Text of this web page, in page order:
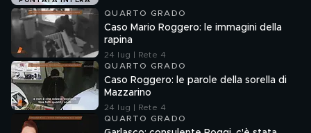
QUARTO GRADO
Caso Mario Roggero: le immagini della
rapina
24 lug | Rete 4
QUARTO GRADO
Caso Roggero: le parole della sorella di
Mazzarino
24 lug | Rete 4
QUARTO GRADO